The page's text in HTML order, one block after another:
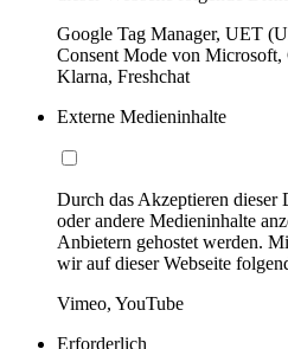
Google Tag Manager, UET
Consent Mode von Microsoft,
Klarna, Freshchat
Externe Medieninhalte
Durch das Akzeptieren
oder andere Medieninhalte
Anbietern gehostet werden.
wir auf dieser Webseite
Vimeo, YouTube
Erforderlich